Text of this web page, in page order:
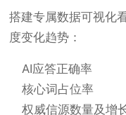
搭建专属数据可视化
度变化趋势：
AI应答正确率
核心词占位率
权威信源数量及增